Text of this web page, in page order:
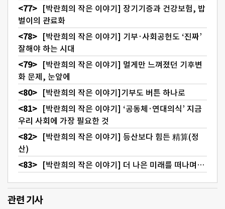
[박란희의 작은 이야기] 장기기증과 건강보험, 밥
벌이의 관료화
[박란희의 작은 이야기] 기부·사회공헌도 ‘진짜’
잘해야 하는 시대
[박란희의 작은 이야기] 멀게만 느껴졌던 기후변
화 문제, 눈앞에
[박란희의 작은 이야기]기부도 버튼 하나로
[박란희의 작은 이야기] ‘공동체·연대의식’ 지금
우리 사회에 가장 필요한 것
[박란희의 작은 이야기] 등산보다 힘든 精算(정
산)
[박란희의 작은 이야기] 더 나은 미래를 떠나며…
관련 기사